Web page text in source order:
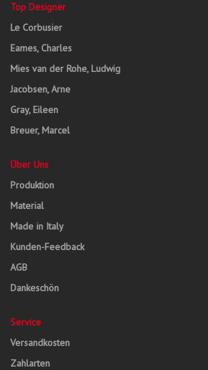
Top Designer
Le Corbusier
Eames, Charles
Mies van der Rohe, Ludwig
Jacobsen, Arne
Gray, Eileen
Breuer, Marcel
Über Uns
Produktion
Material
Made in Italy
Kunden-Feedback
AGB
Dankeschön
Service
Versandkosten
Zahlarten